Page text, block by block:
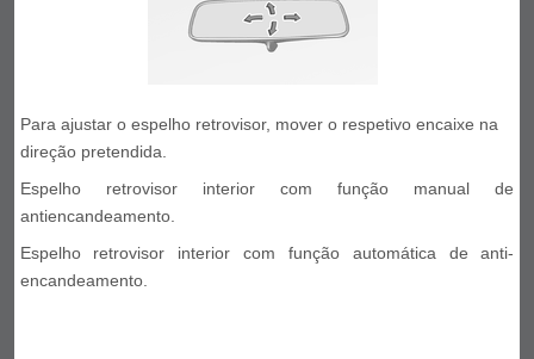
Para ajustar o espelho retrovisor, mover o respetivo encaixe na
direção pretendida.
Espelho retrovisor interior com função manual de
antiencandeamento.
Espelho retrovisor interior com função automática de anti-
encandeamento.